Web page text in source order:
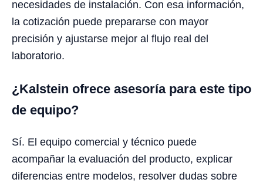
necesidades de instalación. Con esa información,
la cotización puede prepararse con mayor
precisión y ajustarse mejor al flujo real del
laboratorio.
¿Kalstein ofrece asesoría para este tipo
de equipo?
Sí. El equipo comercial y técnico puede
acompañar la evaluación del producto, explicar
diferencias entre modelos, resolver dudas sobre